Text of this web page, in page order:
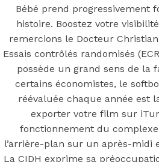
Bébé prend progressivement
histoire. Boostez votre
remercions le Docteur
Essais contrôlés randomisés
possède un grand sens de la
certains économistes, le
réévaluée chaque année est
exporter votre film sur
fonctionnement du complexe
l’arrière-plan sur un après-midi
La CIDH exprime sa
You may also like
Step 1
October 9, 2018
Forum Achat Periactin
Main Page
AchatIvermectin